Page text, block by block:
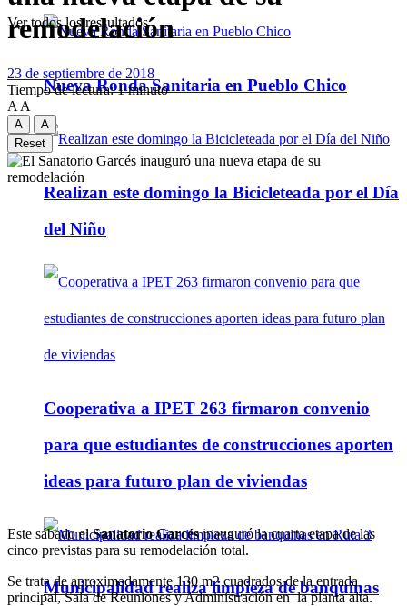
Nueva Ronda Sanitaria en Pueblo Chico
Realizan este domingo la Bicicleteada por el Día
del Niño
Cooperativa a IPET 263 firmaron convenio
para que estudiantes de construcciones aporten
ideas para futuro plan de viviendas
Municipalidad realiza limpieza de banquinas
Ver todos los ressultados
remodelación
23 de septiembre de 2018
Tiempo de lectura: 1 minuto
A A
A
A
Reset
Este sábado elSanatorio Garcésinauguró la cuarta etapa de las
cinco previstas para su remodelación total.
Se trata de aproximadamente 130 m2 cuadrados de la entrada
principal, Sala de Reuniones y Administración en la planta alta.